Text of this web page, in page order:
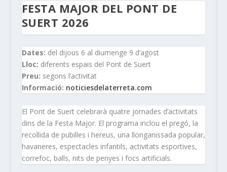
FESTA MAJOR DEL PONT DE
SUERT 2026
Dates: del dijous 6 al diumenge 9 d’agost
Lloc: diferents espais del Pont de Suert
Preu: segons l’activitat
Informació: noticiesdelaterreta.com
El Pont de Suert celebrarà quatre jornades d’activitats
dins de la Festa Major. El programa inclou el pregó, la
recollida de pubilles i hereus, una llonganissada popular,
havaneres, espectacles infantils, activitats esportives,
correfoc, balls, nits de penyes i focs artificials.